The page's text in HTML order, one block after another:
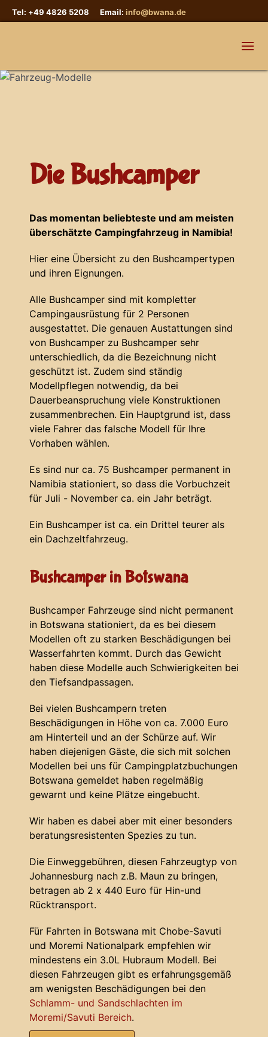
Tel: +49 4826 5208 Email: info@bwana.de
Die Bushcamper
Das momentan beliebteste und am meisten
überschätzte Campingfahrzeug in Namibia!
Hier eine Übersicht zu den Bushcampertypen
und ihren Eignungen.
Alle Bushcamper sind mit kompletter
Campingausrüstung für 2 Personen
ausgestattet. Die genauen Austattungen sind
von Bushcamper zu Bushcamper sehr
unterschiedlich, da die Bezeichnung nicht
geschützt ist. Zudem sind ständig
Modellpflegen notwendig, da bei
Dauerbeanspruchung viele Konstruktionen
zusammenbrechen. Ein Hauptgrund ist, dass
viele Fahrer das falsche Modell für Ihre
Vorhaben wählen.
Es sind nur ca. 75 Bushcamper permanent in
Namibia stationiert, so dass die Vorbuchzeit
für Juli - November ca. ein Jahr beträgt.
Ein Bushcamper ist ca. ein Drittel teurer als
ein Dachzeltfahrzeug.
Bushcamper in Botswana
Bushcamper Fahrzeuge sind nicht permanent
in Botswana stationiert, da es bei diesem
Modellen oft zu starken Beschädigungen bei
Wasserfahrten kommt. Durch das Gewicht
haben diese Modelle auch Schwierigkeiten bei
den Tiefsandpassagen.
Bei vielen Bushcampern treten
Beschädigungen in Höhe von ca. 7.000 Euro
am Hinterteil und an der Schürze auf. Wir
haben diejenigen Gäste, die sich mit solchen
Modellen bei uns für Campingplatzbuchungen
Botswana gemeldet haben regelmäßig
gewarnt und keine Plätze eingebucht.
Wir haben es dabei aber mit einer besonders
beratungsresistenten Spezies zu tun.
Die Einweggebühren, diesen Fahrzeugtyp von
Johannesburg nach z.B. Maun zu bringen,
betragen ab 2 x 440 Euro für Hin-und
Rücktransport.
Für Fahrten in Botswana mit Chobe-Savuti
und Moremi Nationalpark empfehlen wir
mindestens ein 3.0L Hubraum Modell. Bei
diesen Fahrzeugen gibt es erfahrungsgemäß
am wenigsten Beschädigungen bei den
Schlamm- und Sandschlachten im
Moremi/Savuti Bereich.